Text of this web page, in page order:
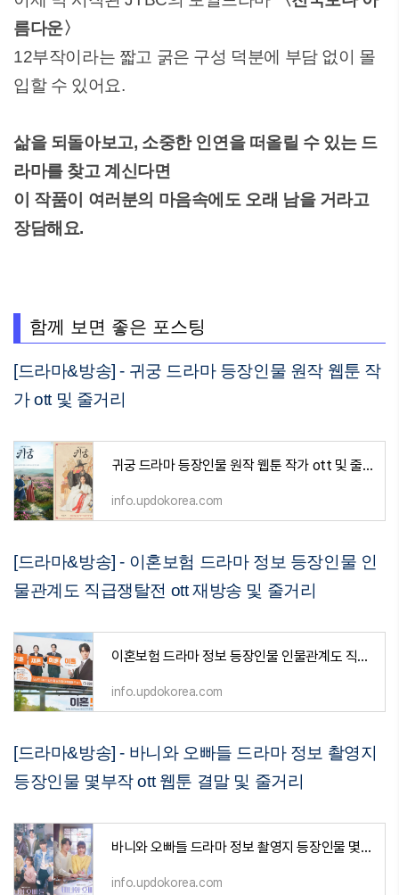
름다운〉
12부작이라는 짧고 굵은 구성 덕분에 부담 없이 몰
입할 수 있어요.
삶을 되돌아보고, 소중한 인연을 떠올릴 수 있는 드
라마를 찾고 계신다면
이 작품이 여러분의 마음속에도 오래 남을 거라고
장담해요.
함께 보면 좋은 포스팅
[드라마&방송] - 귀궁 드라마 등장인물 원작 웹툰 작
가 ott 및 줄거리
귀궁 드라마 등장인물 원작 웹툰 작가 ott 및 줄거리
info.updokorea.com
[드라마&방송] - 이혼보험 드라마 정보 등장인물 인
물관계도 직급쟁탈전 ott 재방송 및 줄거리
이혼보험 드라마 정보 등장인물 인물관계도 직급쟁탈전 ott 재방송 및 줄거리
info.updokorea.com
[드라마&방송] - 바니와 오빠들 드라마 정보 촬영지
등장인물 몇부작 ott 웹툰 결말 및 줄거리
바니와 오빠들 드라마 정보 촬영지 등장인물 몇부작 ott 웹툰 결말 및 줄거리
info.updokorea.com